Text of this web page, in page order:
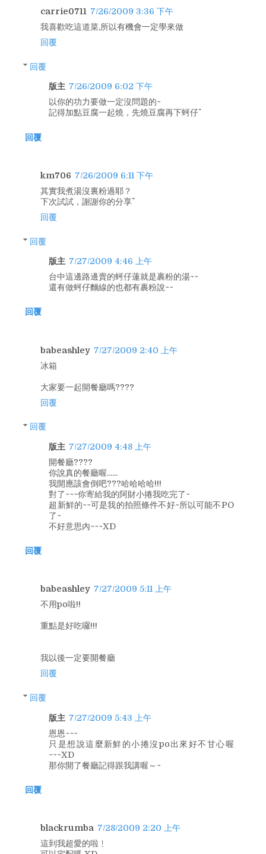
carrie0711 7/26/2009 3:36 下午
我喜歡吃這道菜,所以有機會一定學來做
回覆
回覆
版主 7/26/2009 6:02 下午
以你的功力要做一定沒問題的~
記得加點豆腐一起燒，先燒豆腐再下蚵仔^^
回覆
km706 7/26/2009 6:11 下午
其實我煮湯沒裏粉過耶？
下次試試，謝謝你的分享^^
回覆
回覆
版主 7/27/2009 4:46 上午
台中這邊路邊賣的蚵仔蓮就是裹粉的湯~~
還有做蚵仔麵線的也都有裹粉說~~
回覆
babeashley 7/27/2009 2:40 上午
冰箱
大家要一起開餐廳嗎????
回覆
回覆
版主 7/27/2009 4:48 上午
開餐廳????
你說真的餐廳喔......
我開應該會倒吧???哈哈哈哈!!!
對了~~~你寄給我的阿財小捲我吃完了~
超新鮮的~~可是我的拍照條件不好~所以可能不PO
了~
不好意思內~~~XD
回覆
babeashley 7/27/2009 5:11 上午
不用po啦!!
重點是好吃囉!!!
我以後一定要開餐廳
回覆
回覆
版主 7/27/2009 5:43 上午
恩恩~~~
只是想說這麼新鮮的小捲沒po出來好不甘心喔
~~~XD
那你開了餐廳記得跟我講喔～~
回覆
blackrumba 7/28/2009 2:20 上午
這到我超愛的啦﹗